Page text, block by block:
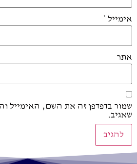
אימייל *
אתר
שמור בדפדפן זה את השם, האימייל
שאגיב.